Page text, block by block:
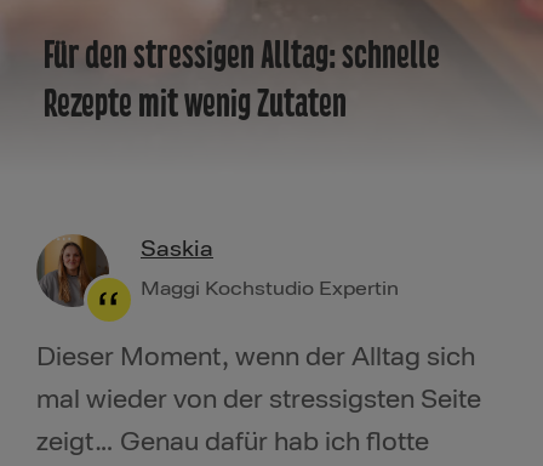
Für den stressigen Alltag: schnelle
Rezepte mit wenig Zutaten
Saskia
Maggi Kochstudio Expertin
Dieser Moment, wenn der Alltag sich
mal wieder von der stressigsten Seite
zeigt… Genau dafür hab ich flotte